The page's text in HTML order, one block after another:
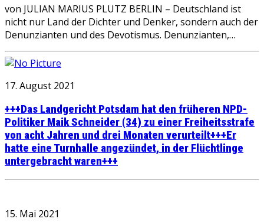
von JULIAN MARIUS PLUTZ BERLIN – Deutschland ist
nicht nur Land der Dichter und Denker, sondern auch der
Denunzianten und des Devotismus. Denunzianten,…
17. August 2021
+++Das Landgericht Potsdam hat den früheren NPD-
Politiker Maik Schneider (34) zu einer Freiheitsstrafe
von acht Jahren und drei Monaten verurteilt+++Er
hatte eine Turnhalle angezündet, in der Flüchtlinge
untergebracht waren+++
15. Mai 2021